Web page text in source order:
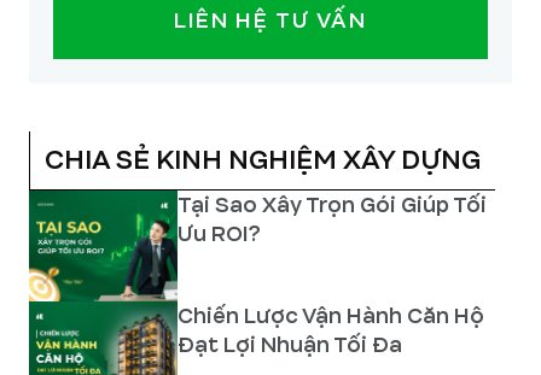
LIÊN HỆ TƯ VẤN
CHIA SẺ KINH NGHIỆM XÂY DỰNG
Tại Sao Xây Trọn Gói Giúp Tối
Ưu ROI?
Chiến Lược Vận Hành Căn Hộ
Đạt Lợi Nhuận Tối Đa